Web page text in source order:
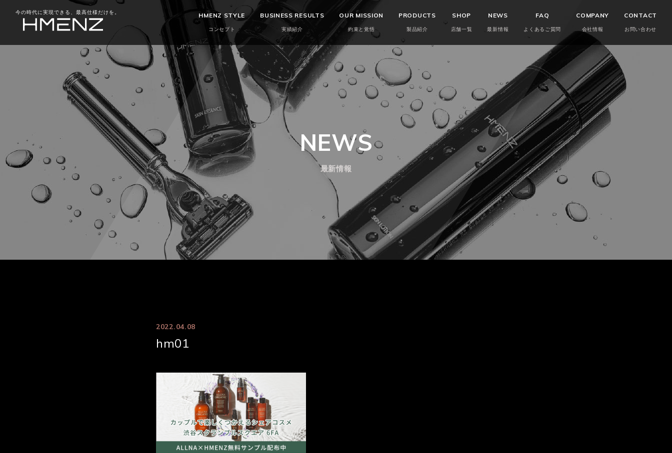
今の時代に実現できる、最高仕様だけを。 HMENZ STYLE
コンセプト
BUSINESS RESULTS
実績紹介
OUR MISSION
約束と覚悟
PRODUCTS
製品紹介
SHOP
店舗一覧
NEWS
最新情報
FAQ
よくあるご質問
COMPANY
会社情報
CONTACT
お問い合わせ
NEWS
最新情報
2022.04.08
hm01